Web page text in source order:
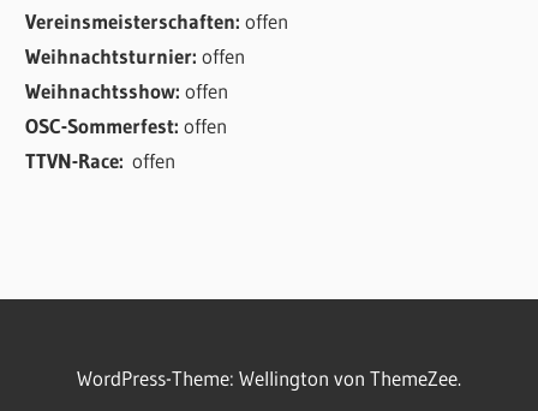
Vereinsmeisterschaften:offen
Weihnachtsturnier:offen
Weihnachtsshow:offen
OSC-Sommerfest:offen
TTVN-Race:offen
WordPress-Theme: Wellington von ThemeZee.